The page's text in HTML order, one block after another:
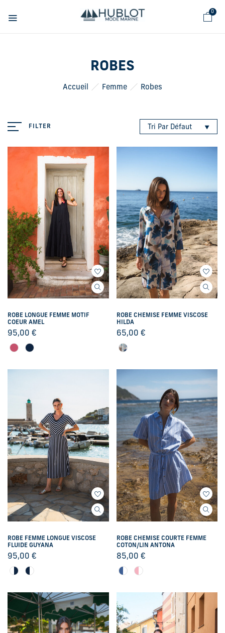
0
ROBES
Accueil Femme Robes
FILTER Tri Par Défaut
ROBE LONGUE FEMME MOTIF
COEUR AMEL
95,00 €
ROBE CHEMISE FEMME VISCOSE
HILDA
65,00 €
ROBE FEMME LONGUE VISCOSE
FLUIDE GUYANA
95,00 €
ROBE CHEMISE COURTE FEMME
COTON/LIN ANTONA
85,00 €
Panneau de gestion des cookies